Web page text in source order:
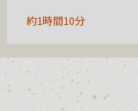
約1時間10分